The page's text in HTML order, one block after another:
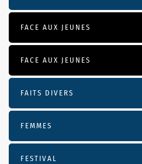
FACE AUX JEUNES
FACE AUX JEUNES
FAITS DIVERS
FEMMES
FESTIVAL